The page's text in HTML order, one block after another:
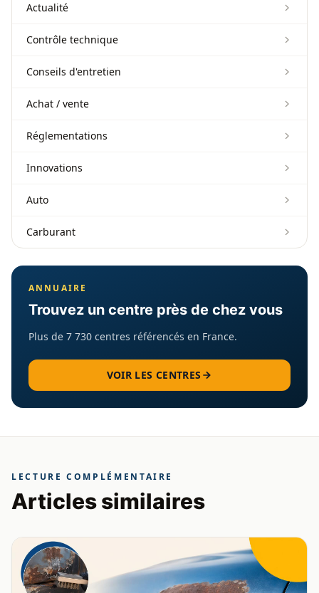
Actualité
Contrôle technique
Conseils d'entretien
Achat / vente
Réglementations
Innovations
Auto
Carburant
ANNUAIRE
Trouvez un centre près de chez vous
Plus de 7 730 centres référencés en France.
VOIR LES CENTRES
LECTURE COMPLÉMENTAIRE
Articles similaires